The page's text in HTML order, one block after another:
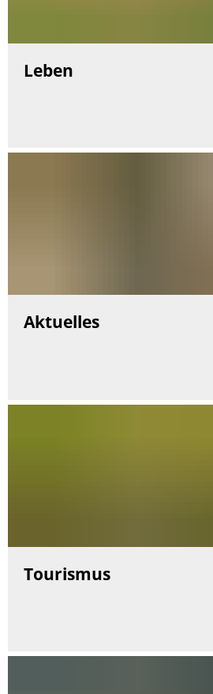
Leben
Aktuelles
Tourismus